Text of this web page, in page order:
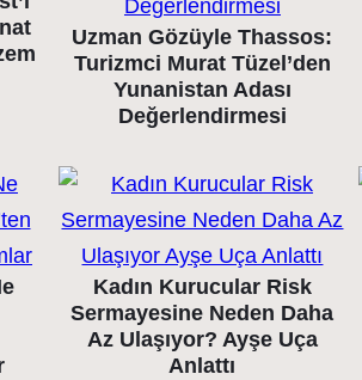
Uzman Gözüyle Thassos:
Turizmci Murat Tüzel’den
Yunanistan Adası
Değerlendirmesi
Kadın Kurucular Risk
Sermayesine Neden Daha
Az Ulaşıyor? Ayşe Uça
Anlattı